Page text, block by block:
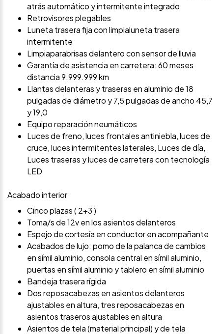
atrás automático y intermitente integrado
Retrovisores plegables
Luneta trasera fija con limpialuneta trasera
intermitente
Limpiaparabrisas delantero con sensor de lluvia
Garantía de asistencia en carretera: 60 meses
distancia 9.999.999 km
Llantas delanteras y traseras en aluminio de 18
pulgadas de diámetro y 7,5 pulgadas de ancho 45,7
y 19,0
Equipo reparación neumáticos
Luces de freno, luces frontales antiniebla, luces de
cruce, luces intermitentes laterales, Luces de día,
Luces traseras y luces de carretera con tecnología
LED
Acabado interior
Cinco plazas ( 2+3 )
Toma/s de 12v en los asientos delanteros
Espejo de cortesía en conductor en acompañante
Acabados de lujo: pomo de la palanca de cambios
en símil aluminio, consola central en símil aluminio,
puertas en símil aluminio y tablero en símil aluminio
Bandeja trasera rígida
Dos reposacabezas en asientos delanteros
ajustables en altura, tres reposacabezas en
asientos traseros ajustables en altura
Asientos de tela (material principal) y de tela